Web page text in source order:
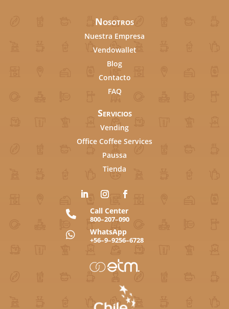
Nosotros
Nuestra Empresa
Vendowallet
Blog
Contacto
FAQ
Servicios
Vending
Office Coffee Services
Paussa
Tienda
 Call Center
800–207–090
 WhatsApp
+56–9–9256–6728